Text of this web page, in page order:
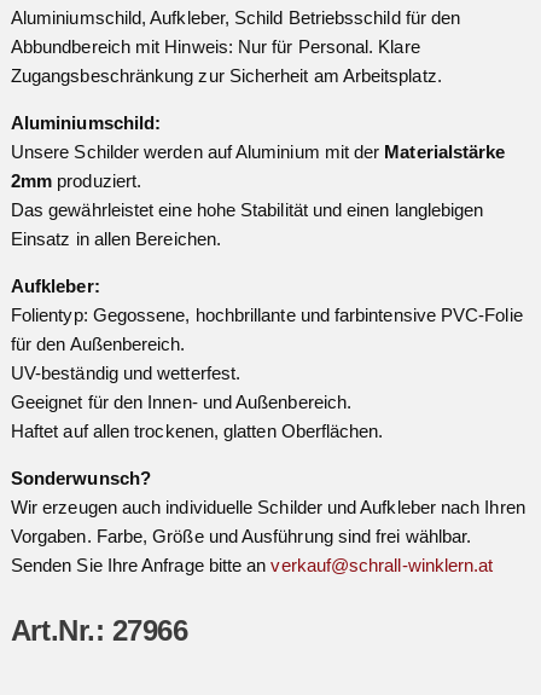
Aluminiumschild, Aufkleber, Schild Betriebsschild für den
Abbundbereich mit Hinweis: Nur für Personal. Klare
Zugangsbeschränkung zur Sicherheit am Arbeitsplatz.
Aluminiumschild:
Unsere Schilder werden auf Aluminium mit der Materialstärke
2mm produziert.
Das gewährleistet eine hohe Stabilität und einen langlebigen
Einsatz in allen Bereichen.
Aufkleber:
Folientyp: Gegossene, hochbrillante und farbintensive PVC-Folie
für den Außenbereich.
UV-beständig und wetterfest.
Geeignet für den Innen- und Außenbereich.
Haftet auf allen trockenen, glatten Oberflächen.
Sonderwunsch?
Wir erzeugen auch individuelle Schilder und Aufkleber nach Ihren
Vorgaben. Farbe, Größe und Ausführung sind frei wählbar.
Senden Sie Ihre Anfrage bitte anverkauf@schrall-winklern.at
Art.Nr.: 27966